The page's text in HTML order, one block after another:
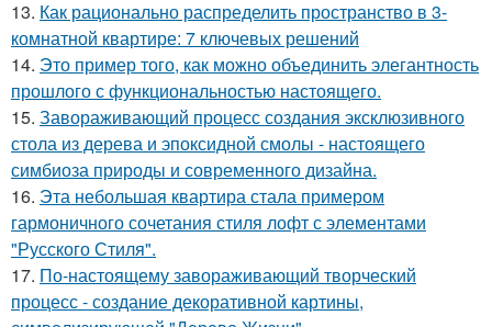
13. Как рационально распределить пространство в 3-
комнатной квартире: 7 ключевых решений
14. Это пример того, как можно объединить элегантность
прошлого с функциональностью настоящего.
15. Завораживающий процесс создания эксклюзивного
стола из дерева и эпоксидной смолы - настоящего
симбиоза природы и современного дизайна.
16. Эта небольшая квартира стала примером
гармоничного сочетания стиля лофт с элементами
"Русского Стиля".
17. По-настоящему завораживающий творческий
процесс - создание декоративной картины,